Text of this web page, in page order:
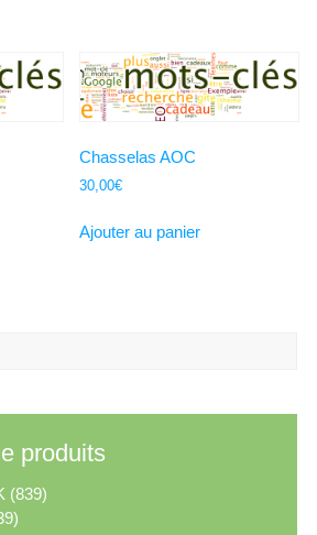
Chasselas AOC
30,00€
Ajouter au panier
produits
(839)